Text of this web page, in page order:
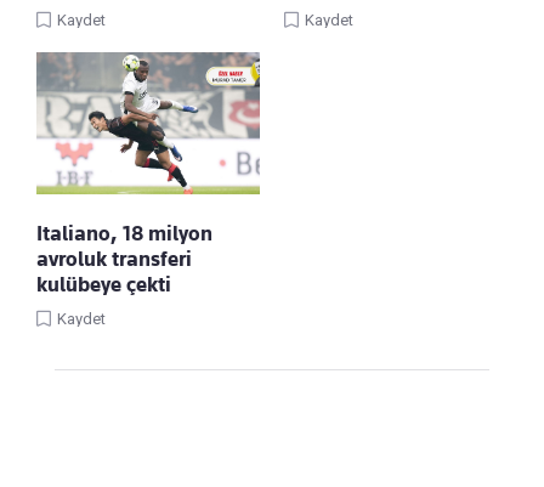
Kaydet Kaydet
Italiano, 18 milyon
avroluk transferi
kulübeye çekti
Kaydet